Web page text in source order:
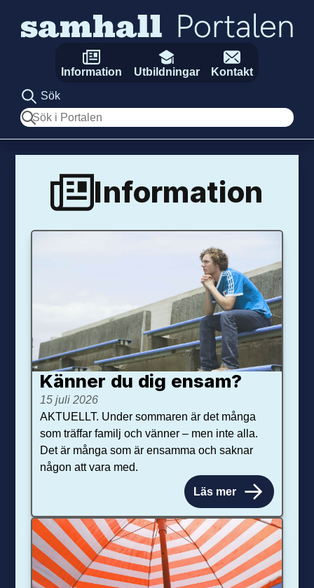
Information Utbildningar
Kontakt
Sök
Sök
Information
Känner du dig ensam?
15 juli 2026
AKTUELLT. Under sommaren är det många
som träffar familj och vänner – men inte alla.
Det är många som är ensamma och saknar
någon att vara med.
Läs mer